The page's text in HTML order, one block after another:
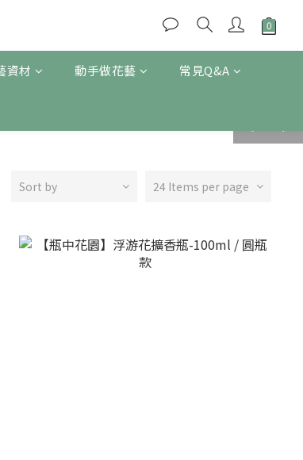
資材 動手做花藝 常見Q&A
Sort by 24 Items per page